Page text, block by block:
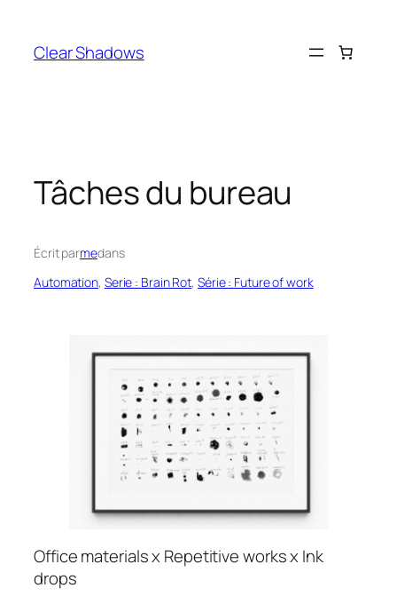
contenu
Clear Shadows
Tâches du bureau
Écrit parmedans
Automation, Serie : Brain Rot, Série : Future of work
Office materials x Repetitive works x Ink
drops